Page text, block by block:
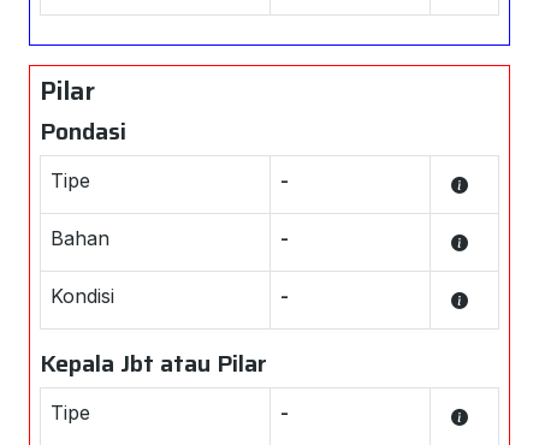
Pilar
Pondasi
Tipe -
Bahan -
Kondisi -
Kepala Jbt atau Pilar
Tipe -